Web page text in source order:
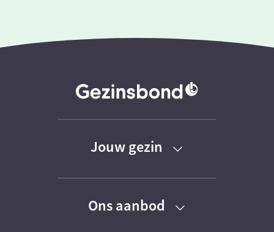
Jouw gezin
Baby
Peuter
Ons aanbod